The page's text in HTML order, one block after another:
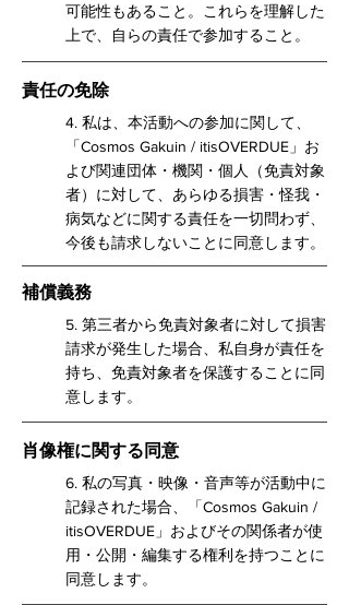
可能性もあること。これらを理解した
上で、自らの責任で参加すること。
責任の免除
4. 私は、本活動への参加に関して、
「Cosmos Gakuin / itisOVERDUE」お
よび関連団体・機関・個人（免責対象
者）に対して、あらゆる損害・怪我・
病気などに関する責任を一切問わず、
今後も請求しないことに同意します。
補償義務
5. 第三者から免責対象者に対して損害
請求が発生した場合、私自身が責任を
持ち、免責対象者を保護することに同
意します。
肖像権に関する同意
6. 私の写真・映像・音声等が活動中に
記録された場合、「Cosmos Gakuin /
itisOVERDUE」およびその関係者が使
用・公開・編集する権利を持つことに
同意します。